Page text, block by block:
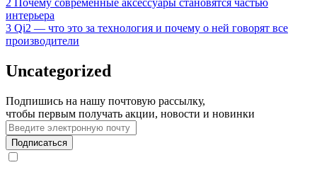
Case
с
MagSafe
для
Galaxy
оранжевый
2 Почему современные аксессуары становятся частью
интерьера
3 Qi2 — что это за технология и почему о ней говорят все
производители
Uncategorized
Подпишись на нашу почтовую рассылку,
чтобы первым получать акции, новости и новинки
Подписаться